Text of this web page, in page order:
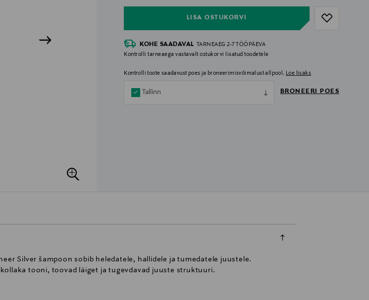
LISA OSTUKORVI
KOHE SAADAVAL TARNEAEG 2-7 TÖÖPÄEVA
Kontrolli tarneaega vastavalt ostukorvi lisatud toodetele
Kontrolli toote saadavust poes ja broneerimisvõimalust allpool. Loe lisaks
Tallinn BRONEERI POES
Silver šampoon sobib heledatele, hallidele ja tumedatele juustele.
tooni, toovad läiget ja tugevdavad juuste struktuuri.